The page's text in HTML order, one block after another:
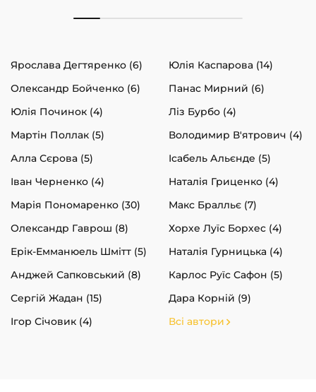
Ярослава Дегтяренко (6)
Юлія Каспарова (14)
Олександр Бойченко (6)
Панас Мирний (6)
Юлія Починок (4)
Ліз Бурбо (4)
Мартін Поллак (5)
Володимир В'ятрович (4)
Алла Сєрова (5)
Ісабель Альєнде (5)
Іван Черненко (4)
Наталія Гриценко (4)
Марія Пономаренко (30)
Макс Бралльє (7)
Олександр Гаврош (8)
Хорхе Луїс Борхес (4)
Ерік-Емманюель Шмітт (5)
Наталія Гурницька (4)
Анджей Сапковський (8)
Карлос Руїс Сафон (5)
Сергій Жадан (15)
Дара Корній (9)
Ігор Січовик (4)
Всі автори